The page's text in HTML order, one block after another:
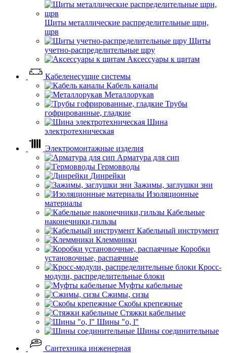
Щиты металлические распределительные щрн,
щрв
Щиты
учетно-распределительные щру
Аксессуары к щитам
Кабеленесущие системы
Кабель каналы
Металлорукав
Трубы
гофрированные, гладкие
Шина
электротехническая
Электромонтажные изделия
Арматура для сип
Гермовводы
Динрейки
Зажимы, заглушки зни
Изоляционные
материалы
Кабельные
наконечники,гильзы
Кабельный инструмент
Клеммники
Коробки
установочные, распаячные
Кросс-
модули, распределительные блоки
Муфты кабельные
Сжимы, сизы
Скобы крепежные
Стяжки кабельные
Шины "o, l"
Шины соединительные
Сантехника инженерная